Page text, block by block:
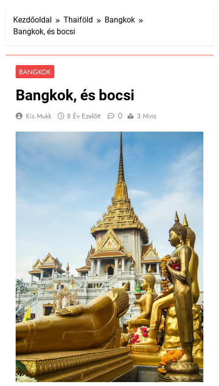
Kezdőoldal Thaiföld
Bangkok
Bangkok, és bocsi
BANGKOK
Bangkok, és bocsi
Kis Mukk 8 Év Ezelőtt 0 3 Mins